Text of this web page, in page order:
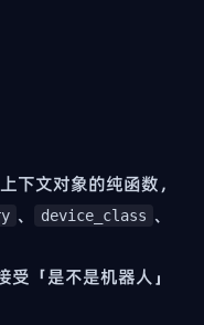
下文对象的纯函数，
、 device_class 、
受「是不是机器人」